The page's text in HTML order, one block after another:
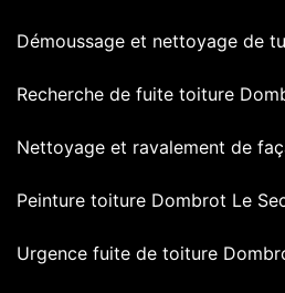
Démoussage et nettoyage de
Recherche de fuite toiture
Nettoyage et ravalement de
Peinture toiture Dombrot Le
Urgence fuite de toiture